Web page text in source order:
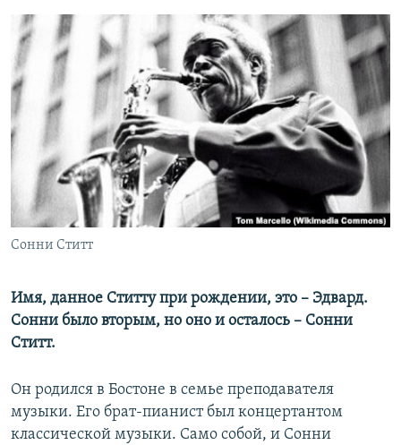
Вернутся
поиску
КАВКАЗ.РЕАЛИИ
СЕВЕР.РЕАЛИИ
СИБИРЬ.РЕАЛИИ
РАСПИСАНИЕ ВЕЩАНИЯ
ПОДПИШИТЕСЬ НА РАССЫЛКУ
СОЦИАЛЬНЫЕ СЕТИ
Все сайты РСЕ/РС
Сонни Ститт
Имя, данное Ститту при рождении, это – Эдвард.
Сонни было вторым, но оно и осталось – Сонни
Ститт.
Он родился в Бостоне в семье преподавателя
музыки. Его брат-пианист был концертантом
классической музыки. Само собой, и Сонни